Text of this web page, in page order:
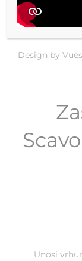
The handle
lacquered
Design by
Unosi